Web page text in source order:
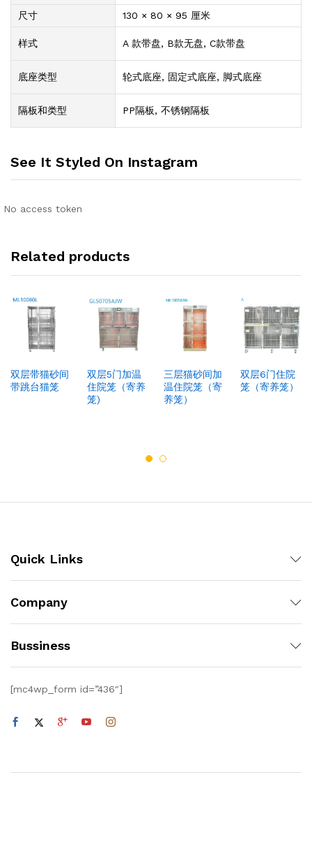
尺寸
130 × 80 × 95 厘米
样式 A 款带盘, B款无盘, C款带盘
底座类型 轮式底座, 固定式底座, 脚式底座
隔板和类型 PP隔板, 不锈钢隔板
See It Styled On Instagram
No access token
Related products
双层带猫砂间
带跳台猫笼
双层5门加温
住院笼（寄养
笼)
三层猫砂间加
温住院笼（寄
养笼）
双层6门住院
笼（寄养笼）
Quick Links
Company
Bussiness
[mc4wp_form id=”436″]